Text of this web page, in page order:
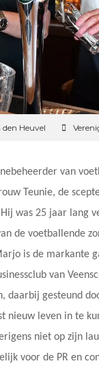
den Heuvel
van
Teunie, de
was 25 jaar lang
de voetballende
is de markante
van
gesteund
nieuw leven in te
niet op zijn
voor de PR en